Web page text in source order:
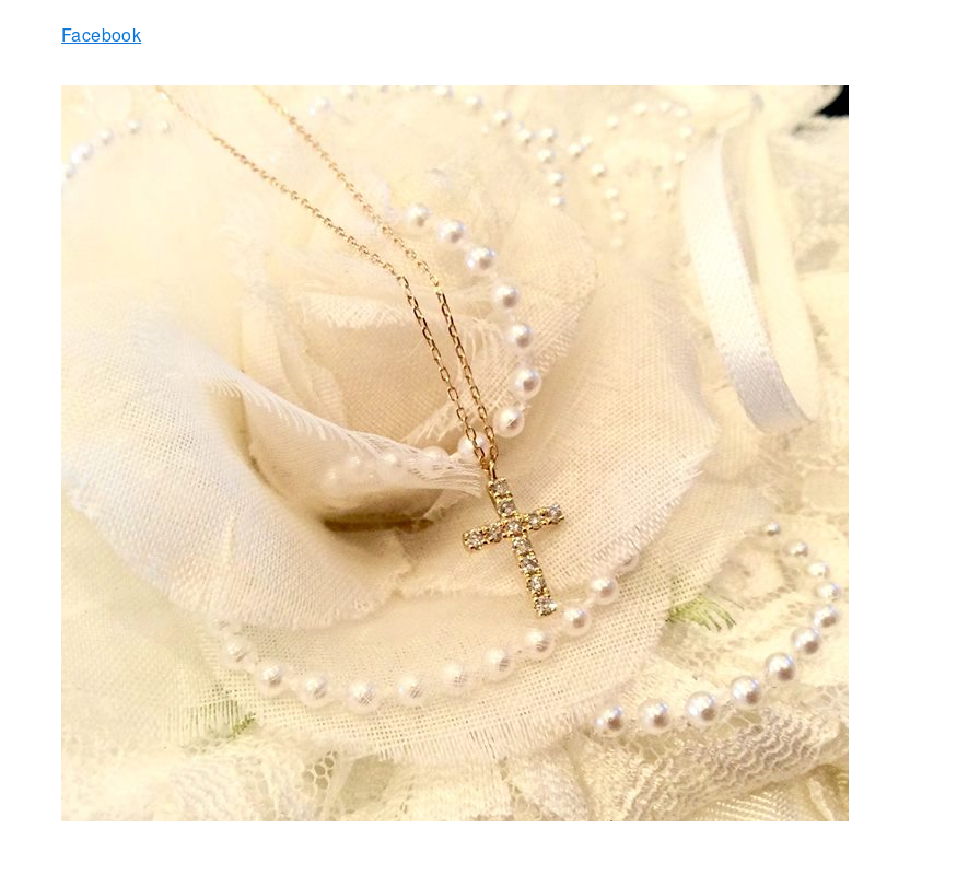
Facebook